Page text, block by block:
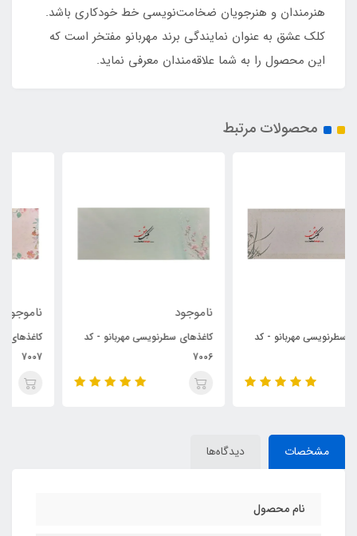
هنرمندان و هنرجویان ضخامت‌نویسی خط خودکاری باشد.
کلک عشق به عنوان نمایندگی برند مهربانو مفتخر است که
این محصول را به شما علاقه‌مندان معرفی نماید.
محصولات مرتبط
کاغذهای سطرنویسی مهربانو - کد
کاغذهای سطرنویسی مهربانو - کد
مشخصات دیدگاه‌ها
نام محصول